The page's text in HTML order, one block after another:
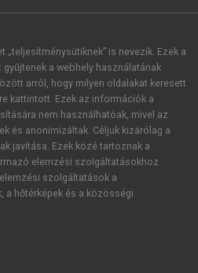
FIÓKKAL
„teljesítménysütiknek” is nevezik. Ezek a
a webhely használatának
arról, hogy milyen oldalakat keresett
kattintott. Ezek az információk a
nem használhatóak, mivel az
és anonimizáltak. Céljuk kizárólag a
javítása. Ezek közé tartoznak a
elemzési szolgáltatásokhoz
szolgáltatások a
a hőtérképek és a közösségi